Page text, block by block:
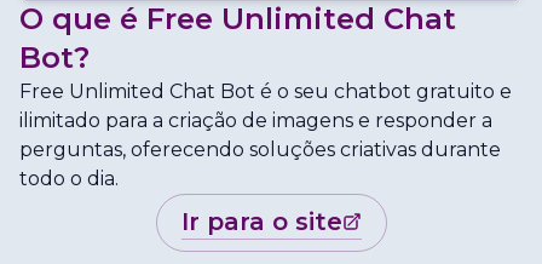
O que é Free Unlimited Chat
Bot?
Free Unlimited Chat Bot é o seu chatbot gratuito e
ilimitado para a criação de imagens e responder a
perguntas, oferecendo soluções criativas durante
todo o dia.
ir para o site